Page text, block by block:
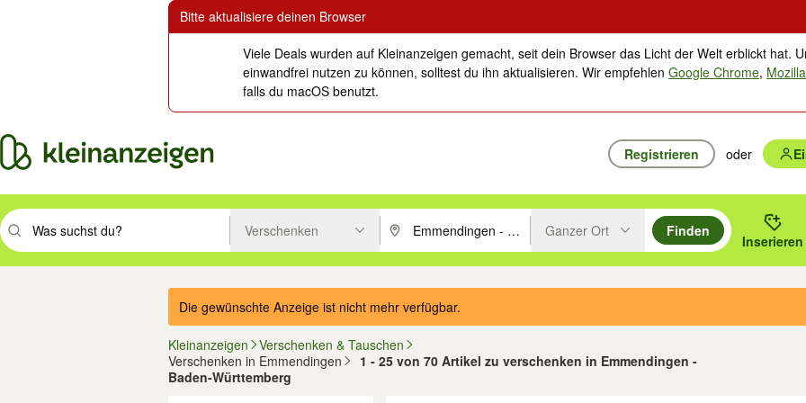
Bitte aktualisiere deinen Browser
Viele Deals wurden auf Kleinanzeigen gemacht, seit dein Browser das Licht der Welt erblickt hat.
einwandfrei nutzen zu können, solltest du ihn aktualisieren. Wir empfehlenGoogle Chrome,
falls du macOS benutzt.
Registrieren oder
Suchbegriff eingeben. Eingabetaste drücken um zu suchen, oder Vorschläge mit den Pfeiltasten nach oben/unten durchsuchen und mit
Verschenken PLZ oder Ort eingeben. Eingabetaste drücken um zu suchen, oder
Ganzer Ort
Finden
Inserieren
Die gewünschte Anzeige ist nicht mehr verfügbar.
Kleinanzeigen
Verschenken & Tauschen
Verschenken in Emmendingen
1 - 25 von 70 Artikel zu verschenken in Emmendingen -
Baden-Württemberg